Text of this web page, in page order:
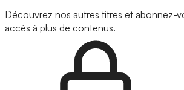
Découvrez nos autres titres et abonnez-
accès à plus de contenus.